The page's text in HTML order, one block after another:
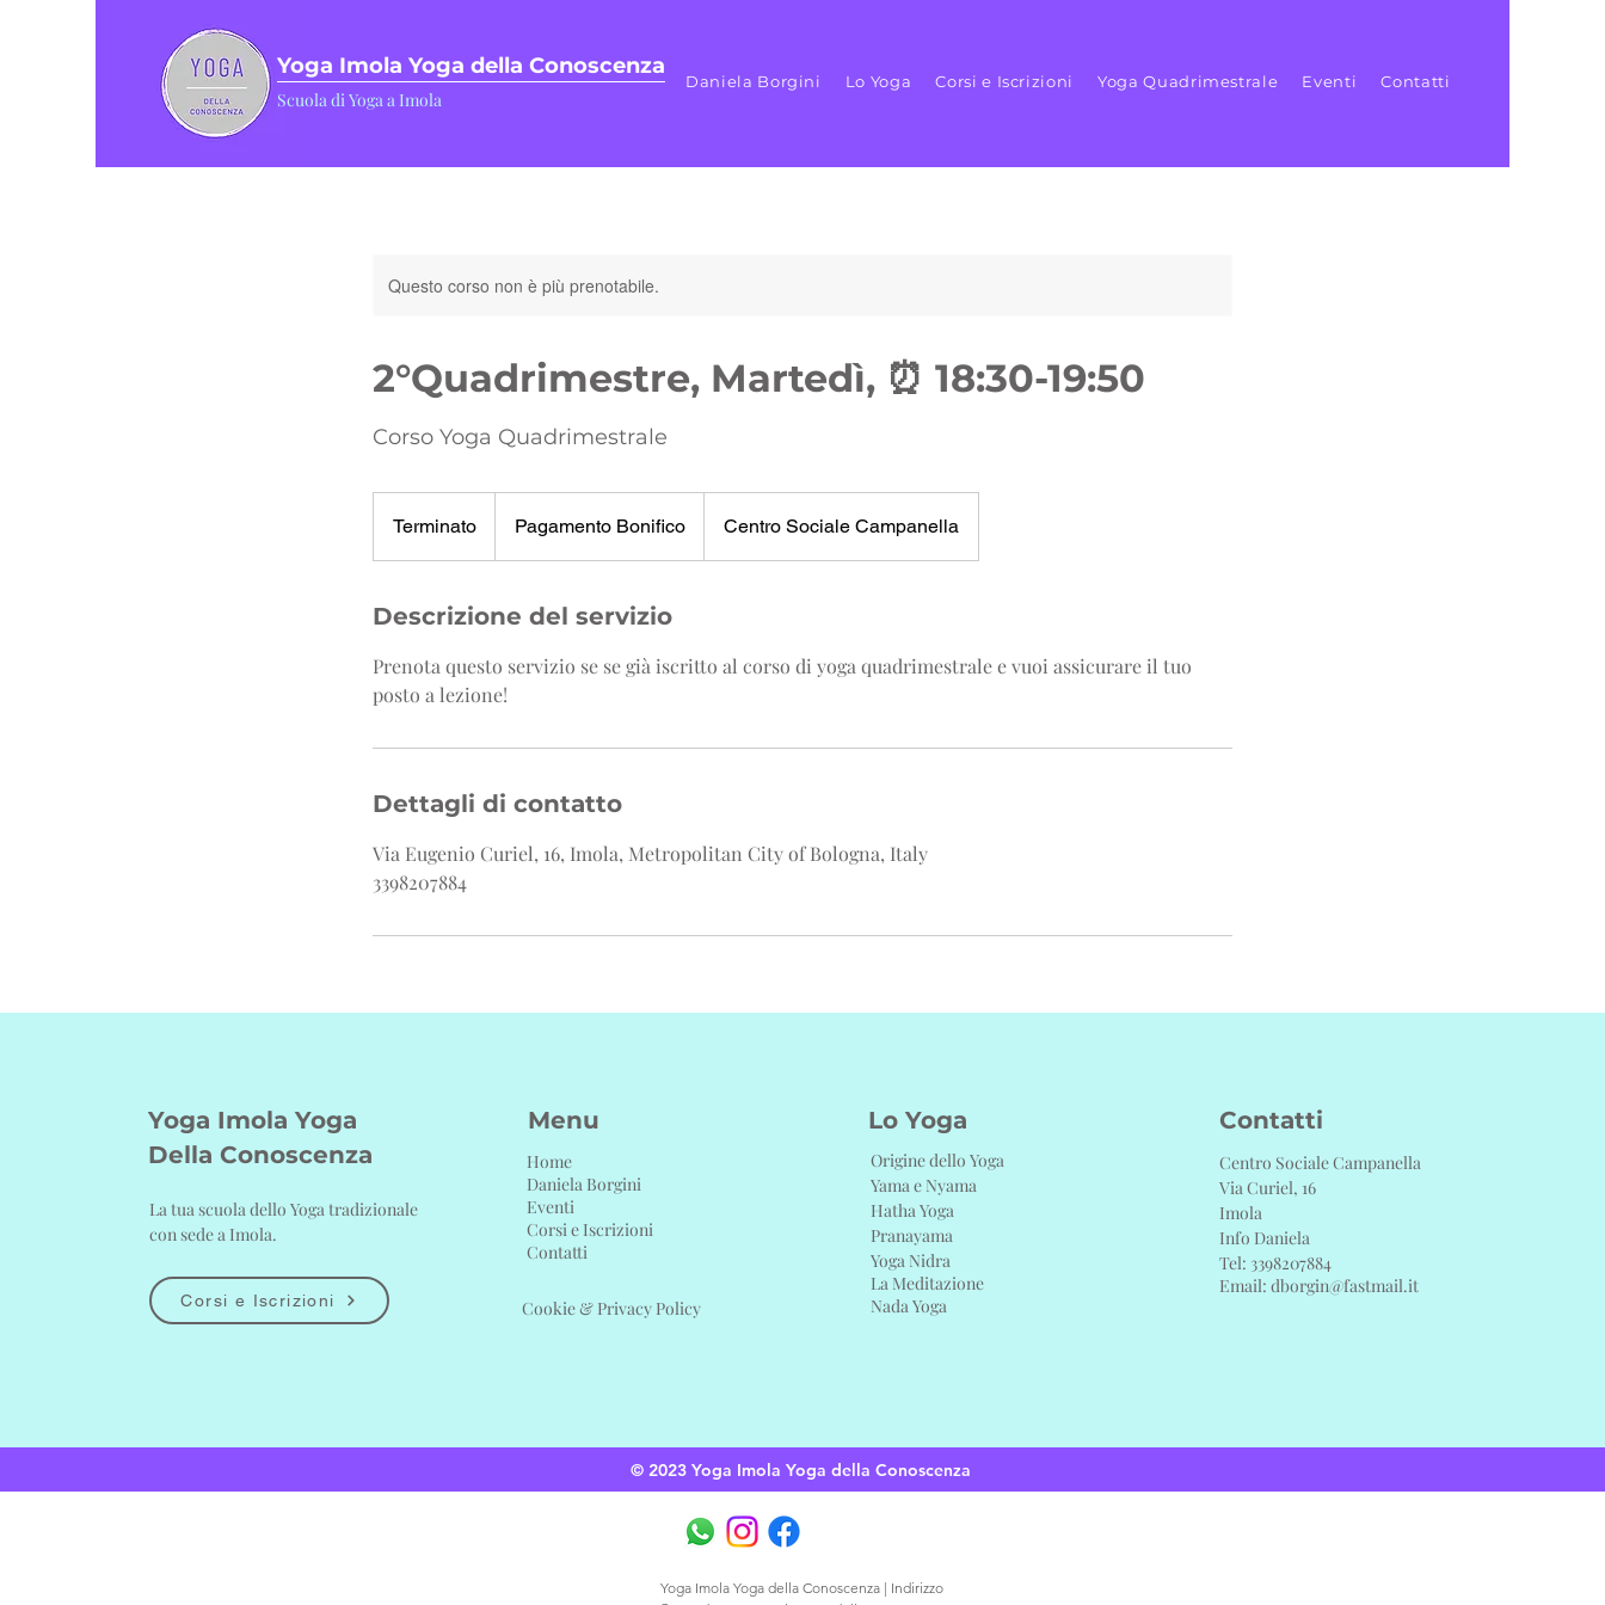
Yoga Imola Yoga della Conoscenza
Scuola di Yoga a Imola
Daniela Borgini Lo Yoga Corsi e Iscrizioni Yoga Quadrimestrale Eventi Contatti
Questo corso non è più prenotabile.
2°Quadrimestre, Martedì, ⏰ 18:30-19:50
Corso Yoga Quadrimestrale
Terminato
e
m
n
a
o
Pagamento Bonifico Centro Sociale Campanella
Descrizione del servizio
Prenota questo servizio se se già iscritto al corso di yoga quadrimestrale e vuoi assicurare il tuo
posto a lezione!
Dettagli di contatto
Via Eugenio Curiel, 16, Imola, Metropolitan City of Bologna, Italy
3398207884
Yoga Imola Yoga
Della Conoscenza
La tua scuola dello Yoga tradizionale
con sede a Imola.
Corsi e Iscrizioni
Menu
Home
Daniela Borgini
Eventi
Corsi e Iscrizioni
Contatti
Cookie & Privacy Policy
Lo Yoga
Origine dello Yoga
Yama e Nyama
Hatha Yoga
Pranayama
Yoga Nidra
La Meditazione
Nada Yoga
Contatti
Centro Sociale Campanella
Via Curiel, 16
Imola
Info Daniela
Tel: 3398207884
Email: dborgin@fastmail.it
© 2023 Yoga Imola Yoga della Conoscenza
Yoga Imola Yoga della Conoscenza | Indirizzo